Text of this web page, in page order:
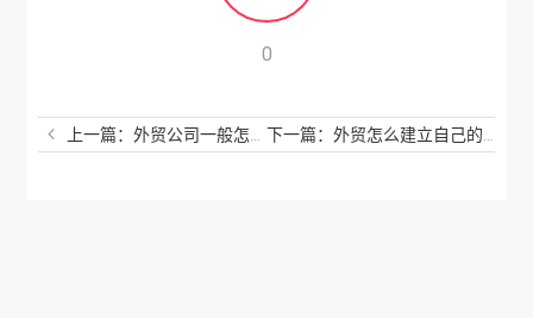
0
上一篇：外贸公司一般怎么找客户？做外贸的人很厉害吗？